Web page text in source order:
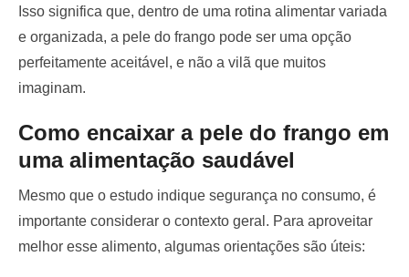
Isso significa que, dentro de uma rotina alimentar variada
e organizada, a pele do frango pode ser uma opção
perfeitamente aceitável, e não a vilã que muitos
imaginam.
Como encaixar a pele do frango em
uma alimentação saudável
Mesmo que o estudo indique segurança no consumo, é
importante considerar o contexto geral. Para aproveitar
melhor esse alimento, algumas orientações são úteis: